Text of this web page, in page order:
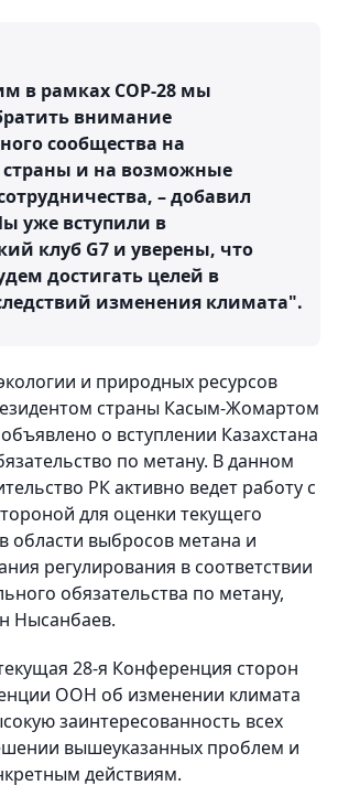
в рамках COP-28 мы
внимание
сообщества на
страны и на возможные
– добавил
уже вступили в
клуб G7 и уверены, что
достигать целей в
изменения климата".
и природных ресурсов
страны Касым-Жомартом
о вступлении Казахстана
по метану. В данном
РК активно ведет работу с
для оценки текущего
области выбросов метана и
регулирования в соответствии
обязательства по метану,
Нысанбаев.
28-я Конференция сторон
ООН об изменении климата
заинтересованность всех
вышеуказанных проблем и
действиям.